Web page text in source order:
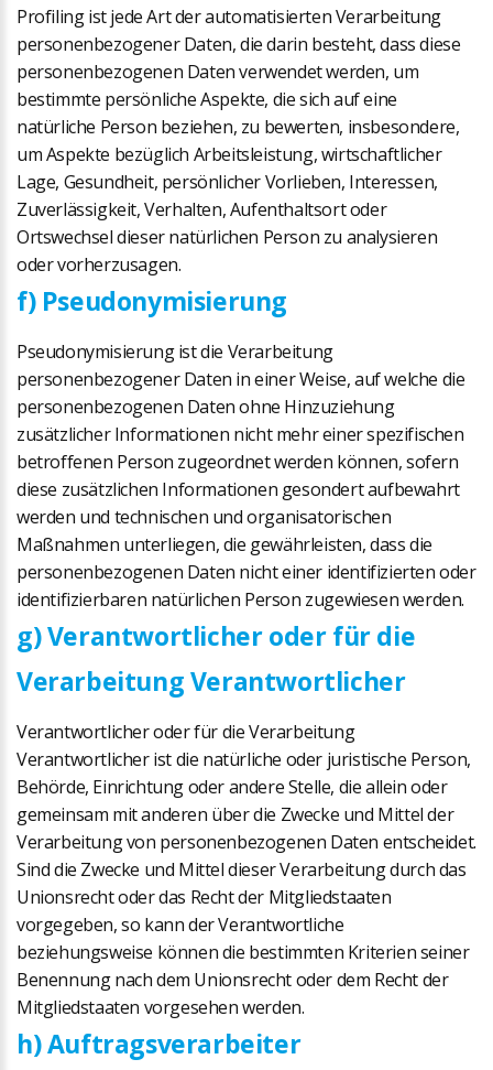
Profiling ist jede Art der automatisierten Verarbeitung
personenbezogener Daten, die darin besteht, dass diese
personenbezogenen Daten verwendet werden, um
bestimmte persönliche Aspekte, die sich auf eine
natürliche Person beziehen, zu bewerten, insbesondere,
um Aspekte bezüglich Arbeitsleistung, wirtschaftlicher
Lage, Gesundheit, persönlicher Vorlieben, Interessen,
Zuverlässigkeit, Verhalten, Aufenthaltsort oder
Ortswechsel dieser natürlichen Person zu analysieren
oder vorherzusagen.
f) Pseudonymisierung
Pseudonymisierung ist die Verarbeitung
personenbezogener Daten in einer Weise, auf welche die
personenbezogenen Daten ohne Hinzuziehung
zusätzlicher Informationen nicht mehr einer spezifischen
betroffenen Person zugeordnet werden können, sofern
diese zusätzlichen Informationen gesondert aufbewahrt
werden und technischen und organisatorischen
Maßnahmen unterliegen, die gewährleisten, dass die
personenbezogenen Daten nicht einer identifizierten oder
identifizierbaren natürlichen Person zugewiesen werden.
g) Verantwortlicher oder für die
Verarbeitung Verantwortlicher
Verantwortlicher oder für die Verarbeitung
Verantwortlicher ist die natürliche oder juristische Person,
Behörde, Einrichtung oder andere Stelle, die allein oder
gemeinsam mit anderen über die Zwecke und Mittel der
Verarbeitung von personenbezogenen Daten entscheidet.
Sind die Zwecke und Mittel dieser Verarbeitung durch das
Unionsrecht oder das Recht der Mitgliedstaaten
vorgegeben, so kann der Verantwortliche
beziehungsweise können die bestimmten Kriterien seiner
Benennung nach dem Unionsrecht oder dem Recht der
Mitgliedstaaten vorgesehen werden.
h) Auftragsverarbeiter